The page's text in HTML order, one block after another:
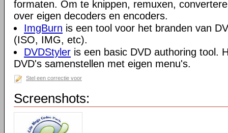
formaten. Om te knippen, remuxen,
over eigen decoders en encoders.
ImgBurn is een tool voor het branden van
(ISO, IMG, etc).
DVDStyler is een basic DVD authoring tool.
DVD's samenstellen met eigen menu's.
Stel een correctie voor
Screenshots: